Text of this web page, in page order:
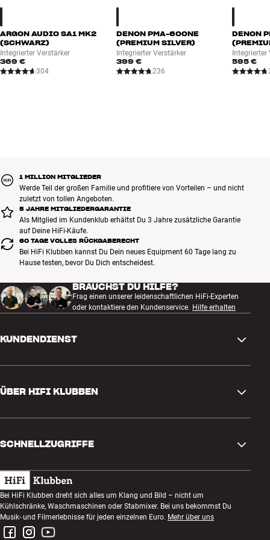
ARGON AUDIO SA1 MK2
(SCHWARZ)
Integrierter Verstärker
369 €
304
DENON PMA-600NE
(PREMIUM SILVER)
Integrierter Verstärker
399 €
236
DENON
595 €
1 MILLION MITGLIEDER
Werde Teil der großen Familie und profitiere von Vorteilen – und nicht
zuletzt von tollen Angeboten.
5 JAHRE MITGLIEDERGARANTIE
Als Mitglied im Kundenklub erhältst Du 3 Jahre zusätzliche Garantie
auf Deine HiFi-Käufe.
60 TAGE VOLLES RÜCKGABERECHT
Bei HiFi Klubben kannst Du Dein neues Equipment 60 Tage lang zu
Hause testen, bevor Du Dich entscheidest.
BRAUCHST DU HILFE?
Frag einen unserer leidenschaftlichen HiFi-Experten
oder kontaktiere den Kundenservice. Hilfe erhalten
KUNDENDIENST
Rückgabe und Reklamation
Bestellung widerrufen
AGB
Datenschutzerklärung
Impressum
ÜBER HIFI KLUBBEN
Kundenklub
Abend zum Zuhören
Wettbewerbe
SCHNELLZUGRIFFE
Geschenkkarte
Bauen mit Klang
Montage und Installation
Bei HiFi Klubben dreht sich alles um Klang und Bild – nicht um
Kühlschränke, Waschmaschinen oder Stabmixer. Bei uns bekommst Du
Musik- und Filmerlebnisse für jeden einzelnen Euro. Mehr über uns